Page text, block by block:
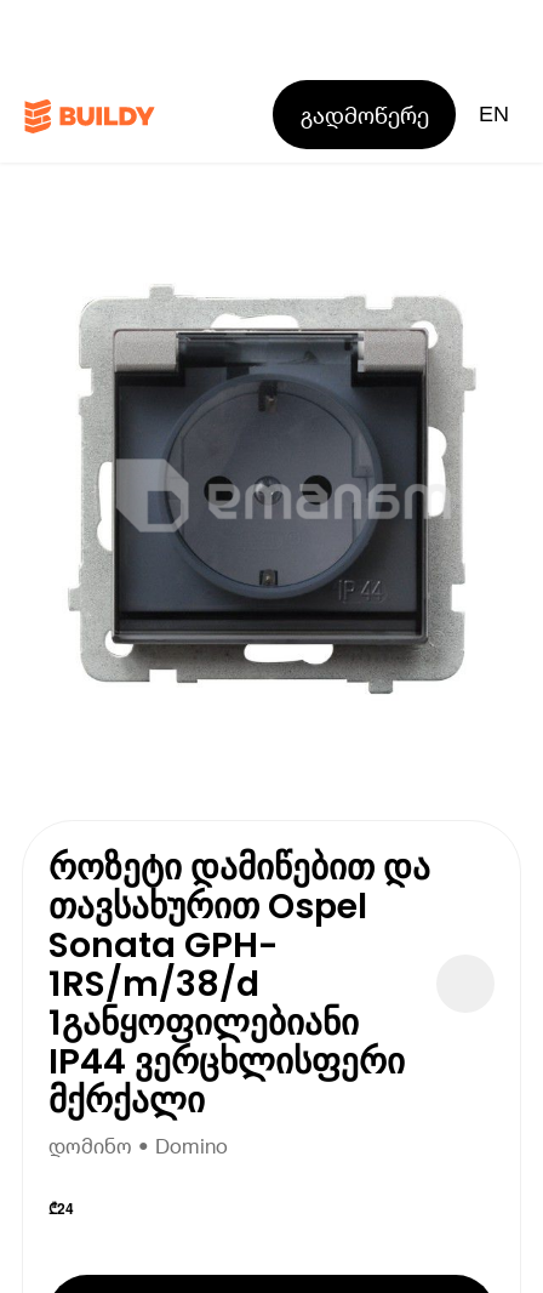
გადმოწერე EN
როზეტი დამიწებით და
თავსახურით Ospel
Sonata GPH-
1RS/m/38/d
1განყოფილებიანი
IP44 ვერცხლისფერი
მქრქალი
დომინო • Domino
₾24